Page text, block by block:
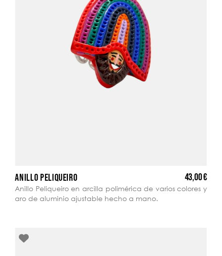
ANILLO PELIQUEIRO 43,00 €
Anillo Peliqueiro en arcilla polimérica de varios colores y
aro de aluminio ajustable hecho a mano.